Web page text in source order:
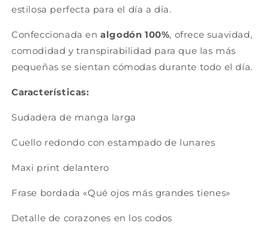
estilosa perfecta para el día a día.
Confeccionada enalgodón 100%, ofrece suavidad,
comodidad y transpirabilidad para que las más
pequeñas se sientan cómodas durante todo el día.
Características:
Sudadera de manga larga
Cuello redondo con estampado de lunares
Maxi print delantero
Frase bordada «Qué ojos más grandes tienes»
Detalle de corazones en los codos